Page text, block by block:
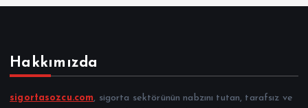
Hakkımızda
sigortasozcu.com, sigorta sektörünün nabzını tutan, tarafsız ve